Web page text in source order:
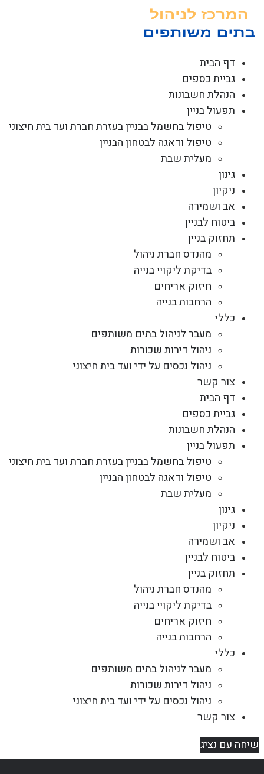
דף הבית
גביית כספים
הנהלת חשבונות
תפעול בניין
טיפול בחשמל בבניין בעזרת חברת ועד בית חיצוני
טיפול ודאגה לבטחון הבניין
מעלית שבת
גינון
ניקיון
אב ושמירה
ביטוח לבניין
תחזוק בניין
מהנדס חברת ניהול
בדיקת ליקויי בנייה
חיזוק אריחים
הרחבות בנייה
כללי
מעבר לניהול בתים משותפים
ניהול דירות שכורות
ניהול נכסים על ידי ועד בית חיצוני
צור קשר
דף הבית
גביית כספים
הנהלת חשבונות
תפעול בניין
טיפול בחשמל בבניין בעזרת חברת ועד בית חיצוני
טיפול ודאגה לבטחון הבניין
מעלית שבת
גינון
ניקיון
אב ושמירה
ביטוח לבניין
תחזוק בניין
מהנדס חברת ניהול
בדיקת ליקויי בנייה
חיזוק אריחים
הרחבות בנייה
כללי
מעבר לניהול בתים משותפים
ניהול דירות שכורות
ניהול נכסים על ידי ועד בית חיצוני
צור קשר
שיחה עם נציג